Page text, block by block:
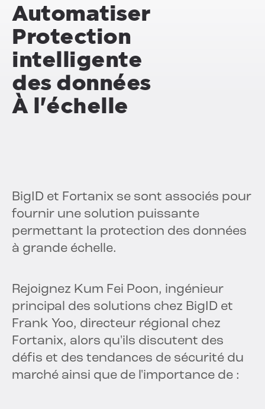
Automatiser
Protection
intelligente
des données
À l'échelle
BigID et Fortanix se sont associés pour
fournir une solution puissante
permettant la protection des données
à grande échelle.
Rejoignez Kum Fei Poon, ingénieur
principal des solutions chez BigID et
Frank Yoo, directeur régional chez
Fortanix, alors qu'ils discutent des
défis et des tendances de sécurité du
marché ainsi que de l'importance de :